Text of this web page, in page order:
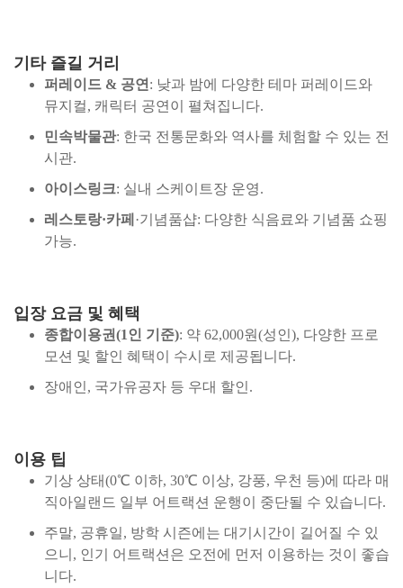
기타 즐길 거리
퍼레이드 & 공연 : 낮과 밤에 다양한 테마 퍼레이드와
뮤지컬, 캐릭터 공연이 펼쳐집니다.
민속박물관: 한국 전통문화와 역사를 체험할 수 있는 전
시관.
아이스링크: 실내 스케이트장 운영.
레스토랑·카페 ·기념품샵: 다양한 식음료와 기념품 쇼핑
가능.
입장 요금 및 혜택
종합이용권(1인 기준): 약 62,000원(성인), 다양한 프로
모션 및 할인 혜택이 수시로 제공됩니다.
장애인, 국가유공자 등 우대 할인.
이용 팁
기상 상태(0℃ 이하, 30℃ 이상, 강풍, 우천 등)에 따라 매
직아일랜드 일부 어트랙션 운행이 중단될 수 있습니다.
주말, 공휴일, 방학 시즌에는 대기시간이 길어질 수 있
으니, 인기 어트랙션은 오전에 먼저 이용하는 것이 좋습
니다.